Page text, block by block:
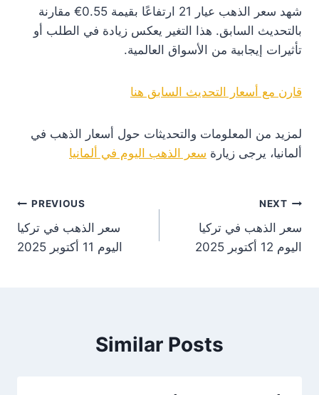
شهد سعر الذهب عيار 21 ارتفاعًا بقيمة 0.55€ مقارنة
بالتحديث السابق. هذا التغير يعكس زيادة في الطلب أو
تأثيرات إيجابية من الأسواق العالمية.
قارن مع أسعار التحديث السابق هنا
لمزيد من المعلومات والتحديثات حول أسعار الذهب في
ألمانيا، يرجى زيارة سعر الذهب اليوم في ألمانيا
PREVIOUS
سعر الذهب في تركيا
اليوم 11 أكتوبر 2025
NEXT
سعر الذهب في تركيا
اليوم 12 أكتوبر 2025
Similar Posts